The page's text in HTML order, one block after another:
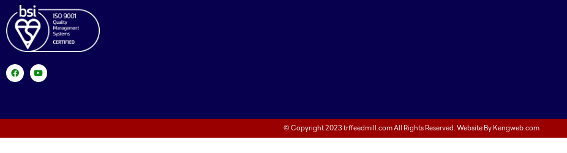
© Copyright 2023 trffeedmill.com All Rights Reserved. Website ByKengweb.com